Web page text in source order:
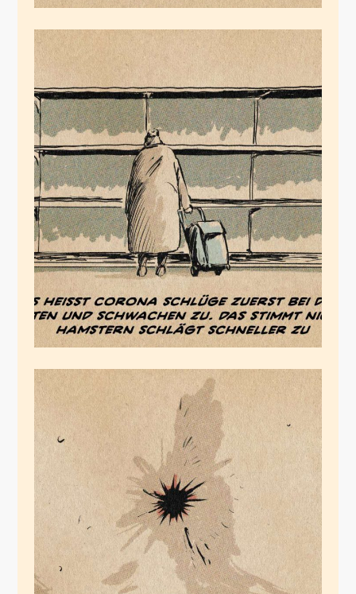
Gesellschaftsfragen
März 24, 2020
Braunes Loch
März 23, 2020